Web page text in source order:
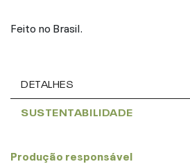
Feito no Brasil.
DETALHES
SUSTENTABILIDADE
Produção responsável